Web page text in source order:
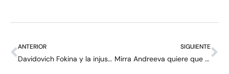
ANTERIOR
Davidovich Fokina y la injusticia de las redes sociales: “Me da bastante igual lo que diga la gente”
SIGUIENTE
Mirra Andreeva quiere que Sharapova le cuente lo que es ganar un Grand Slam a los 17